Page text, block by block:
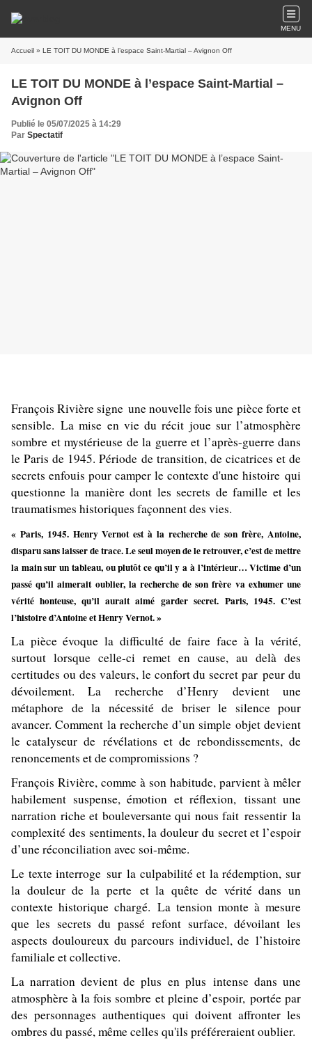
MENU
Accueil » LE TOIT DU MONDE à l’espace Saint-Martial – Avignon Off
LE TOIT DU MONDE à l’espace Saint-Martial –
Avignon Off
Publié le 05/07/2025 à 14:29
Par Spectatif
François Rivière signe une nouvelle fois une pièce forte et
sensible. La mise en vie du récit joue sur l’atmosphère
sombre et mystérieuse de la guerre et l’après-guerre dans
le Paris de 1945. Période de transition, de cicatrices et de
secrets enfouis pour camper le contexte d'une histoire qui
questionne la manière dont les secrets de famille et les
traumatismes historiques façonnent des vies.
« Paris, 1945. Henry Vernot est à la recherche de son frère, Antoine,
disparu sans laisser de trace. Le seul moyen de le retrouver, c’est de mettre
la main sur un tableau, ou plutôt ce qu’il y a à l’intérieur… Victime d’un
passé qu’il aimerait oublier, la recherche de son frère va exhumer une
vérité honteuse, qu’il aurait aimé garder secret. Paris, 1945. C’est
l’histoire d’Antoine et Henry Vernot. »
La pièce évoque la difficulté de faire face à la vérité,
surtout lorsque celle-ci remet en cause, au delà des
certitudes ou des valeurs, le confort du secret par peur du
dévoilement. La recherche d’Henry devient une
métaphore de la nécessité de briser le silence pour
avancer. Comment la recherche d’un simple objet devient
le catalyseur de révélations et de rebondissements, de
renoncements et de compromissions ?
François Rivière, comme à son habitude, parvient à mêler
habilement suspense, émotion et réflexion, tissant une
narration riche et bouleversante qui nous fait ressentir la
complexité des sentiments, la douleur du secret et l’espoir
d’une réconciliation avec soi-même.
Le texte interroge sur la culpabilité et la rédemption, sur
la douleur de la perte et la quête de vérité dans un
contexte historique chargé. La tension monte à mesure
que les secrets du passé refont surface, dévoilant les
aspects douloureux du parcours individuel, de l’histoire
familiale et collective.
La narration devient de plus en plus intense dans une
atmosphère à la fois sombre et pleine d’espoir, portée par
des personnages authentiques qui doivent affronter les
ombres du passé, même celles qu'ils préféreraient oublier.